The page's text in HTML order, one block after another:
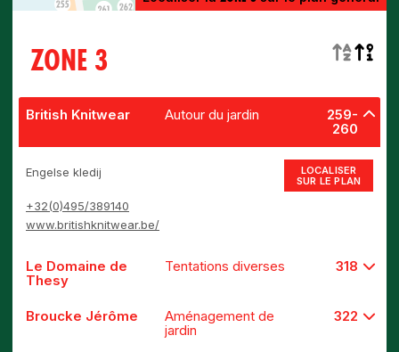
ZONE 3
British Knitwear Autour du jardin
259-
260
Engelse kledij
+32(0)495/389140
www.britishknitwear.be/
LOCALISER
SUR LE PLAN
Le Domaine de
Thesy
Tentations diverses 318
Broucke Jérôme
Aménagement de
jardin
322